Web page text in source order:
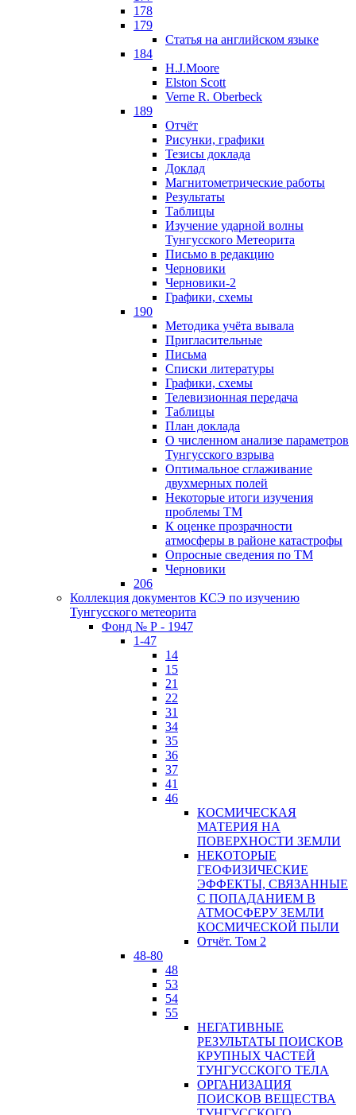
178
179
Статья на английском языке
184
H.J.Moore
Elston Scott
Verne R. Oberbeck
189
Отчёт
Рисунки, графики
Тезисы доклада
Доклад
Магнитометрические работы
Результаты
Таблицы
Изучение ударной волны
Тунгусского Метеорита
Письмо в редакцию
Черновики
Черновики-2
Графики, схемы
190
Методика учёта вывала
Пригласительные
Письма
Списки литературы
Графики, схемы
Телевизионная передача
Таблицы
План доклада
О численном анализе параметров
Тунгусского взрыва
Оптимальное сглаживание
двухмерных полей
Некоторые итоги изучения
проблемы ТМ
К оценке прозрачности
атмосферы в районе катастрофы
Опросные сведения по ТМ
Черновики
206
Коллекция документов КСЭ по изучению
Тунгусского метеорита
Фонд № Р - 1947
1-47
14
15
21
22
31
34
35
36
37
41
46
КОСМИЧЕСКАЯ
МАТЕРИЯ НА
ПОВЕРХНОСТИ ЗЕМЛИ
НЕКОТОРЫЕ
ГЕОФИЗИЧЕСКИЕ
ЭФФЕКТЫ, СВЯЗАННЫЕ
С ПОПАДАНИЕМ В
АТМОСФЕРУ ЗЕМЛИ
КОСМИЧЕСКОЙ ПЫЛИ
Отчёт. Том 2
48-80
48
53
54
55
НЕГАТИВНЫЕ
РЕЗУЛЬТАТЫ ПОИСКОВ
КРУПНЫХ ЧАСТЕЙ
ТУНГУССКОГО ТЕЛА
ОРГАНИЗАЦИЯ
ПОИСКОВ ВЕЩЕСТВА